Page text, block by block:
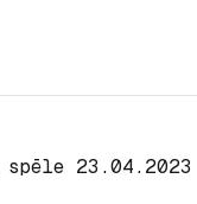
23.04.2023